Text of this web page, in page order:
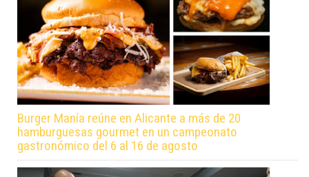
Burger Manía reúne en Alicante a más de 20
hamburguesas gourmet en un campeonato
gastronómico del 6 al 16 de agosto